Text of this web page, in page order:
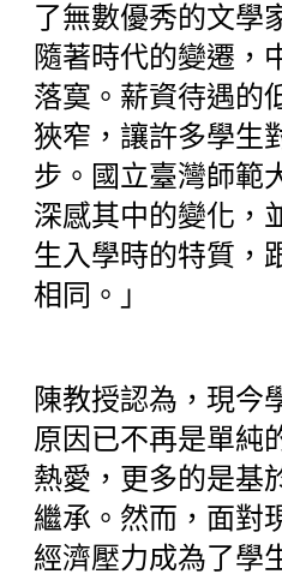
了無數優秀的文學
隨著時代的變遷，
落寞。薪資待遇的
狹窄，讓許多學生
步。國立臺灣師範
深感其中的變化，
生入學時的特質，
相同。」
陳教授認為，現今
原因已不再是單純
熱愛，更多的是基
繼承。然而，面對
經濟壓力成為了學